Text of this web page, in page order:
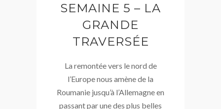
SEMAINE 5 – LA
GRANDE
TRAVERSÉE
La remontée vers le nord de
l’Europe nous amène de la
Roumanie jusqu’à l’Allemagne en
passant par une des plus belles